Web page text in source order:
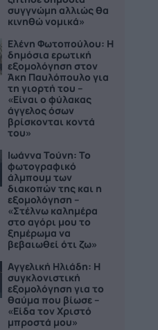
συγγνώμη αλλιώς θα
κινηθώ νομικά»
Ελένη Φωτοπούλου: Η
δημόσια ερωτική
εξομολόγηση στον
Άκη Παυλόπουλο για
τη γιορτή του –
«Είναι ο φύλακας
άγγελος όσων
βρίσκονται κοντά
του»
Ιωάννα Τούνη: Το
φωτογραφικό
άλμπουμ των
διακοπών της και η
εξομολόγηση –
«Στέλνω καλημέρα
στο αγόρι μου το
ξημέρωμα να
βεβαιωθεί ότι ζω»
Αγγελική Ηλιάδη: Η
συγκλονιστική
εξομολόγηση για το
θαύμα που βίωσε –
«Είδα τον Χριστό
μπροστά μου»